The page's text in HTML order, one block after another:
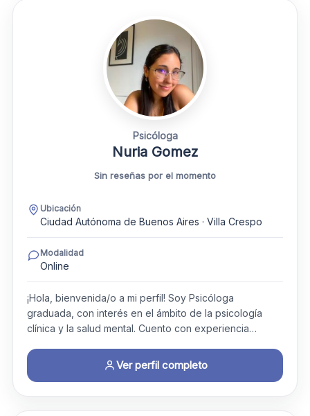
Psicóloga
Nuria Gomez
Sin reseñas por el momento
Ubicación
Ciudad Autónoma de Buenos Aires · Villa Crespo
Modalidad
Online
¡Hola, bienvenida/o a mi perfil! Soy Psicóloga
graduada, con interés en el ámbito de la psicología
clínica y la salud mental. Cuento con experiencia…
Ver perfil completo